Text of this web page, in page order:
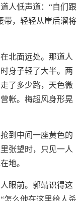
人低声道：“自们跟
带，轻轻从崖后溜将
北面远处。那道人
身子轻了大半。两
了多少路，天色微
帐。梅超风身形晃
到中间一座黄色的
张望时，只见一人
地。
眼前。郭靖识得这
怎么他在这里给人杀